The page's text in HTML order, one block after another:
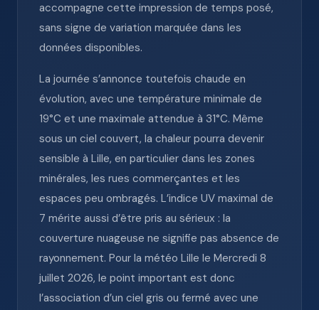
accompagne cette impression de temps posé,
sans signe de variation marquée dans les
données disponibles.
La journée s’annonce toutefois chaude en
évolution, avec une température minimale de
19°C et une maximale attendue à 31°C. Même
sous un ciel couvert, la chaleur pourra devenir
sensible à Lille, en particulier dans les zones
minérales, les rues commerçantes et les
espaces peu ombragés. L’indice UV maximal de
7 mérite aussi d’être pris au sérieux : la
couverture nuageuse ne signifie pas absence de
rayonnement. Pour la météo Lille le Mercredi 8
juillet 2026, le point important est donc
l’association d’un ciel gris ou fermé avec une